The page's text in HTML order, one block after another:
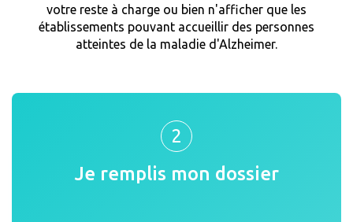
votre reste à charge ou bien n'afficher que les
établissements pouvant accueillir des personnes
atteintes de la maladie d'Alzheimer.
2
Je remplis mon dossier